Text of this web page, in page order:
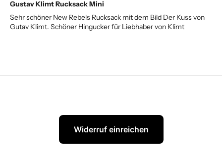
Gustav Klimt Rucksack Mini
Sehr schöner New Rebels Rucksack mit dem Bild Der Kuss von
Gutav Klimt. Schöner Hingucker für Liebhaber von Klimt
Widerruf einreichen